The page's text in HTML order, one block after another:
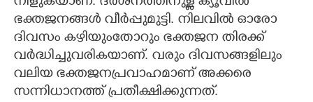
ഭക്തജനങ്ങൾ വീർപ്പുമുട്ടി. നിലവിൽ ഓരോ
ദിവസം കഴിയുംതോറും ഭക്തജന തിരക്ക്
വർദ്ധിച്ചുവരികയാണ്. വരും ദിവസങ്ങളിലും
വലിയ ഭക്തജനപ്രവാഹമാണ് അക്കരെ
സന്നിധാനത്ത് പ്രതീക്ഷിക്കുന്നത്.